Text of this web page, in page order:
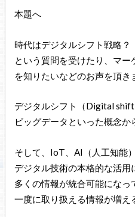
本題へ
時代はデジタルシフト戦略？
という質問を受けたり、マー
を知りたいなどのお声を頂き
デジタルシフト（Digital shift
ビッグデータといった概念か
そして、IoT、AI（人工知能
デジタル技術の本格的な活用
多くの情報が統合可能になっ
一度に取り扱える情報が増え